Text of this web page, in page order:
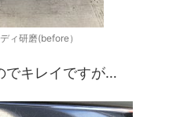
ィ研磨(before）
でキレイですが…